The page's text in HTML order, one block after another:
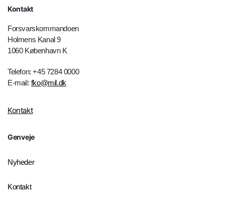
Kontakt
Forsvarskommandoen
Holmens Kanal 9
1060 København K
Telefon: +45 7284 0000
E-mail: fko@mil.dk
Kontakt
Genveje
Nyheder
Kontakt